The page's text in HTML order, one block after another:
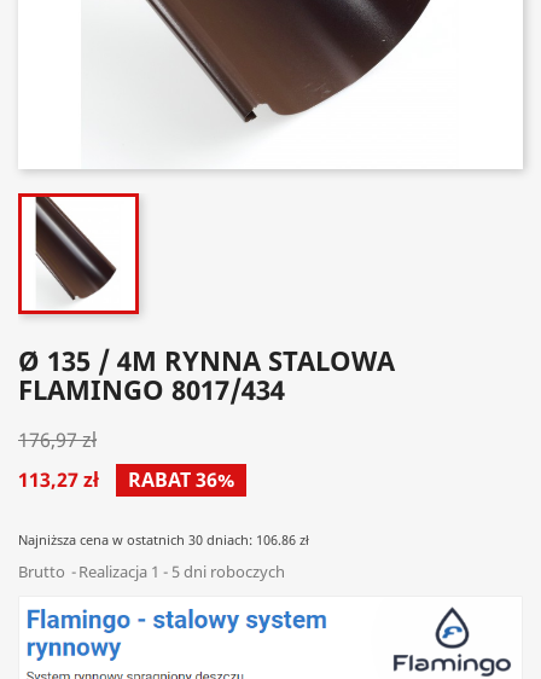
Ø 135 / 4M RYNNA STALOWA
FLAMINGO 8017/434
176,97 zł
113,27 zł
RABAT 36%
Najniższa cena w ostatnich 30 dniach: 106.86 zł
Brutto Realizacja 1 - 5 dni roboczych